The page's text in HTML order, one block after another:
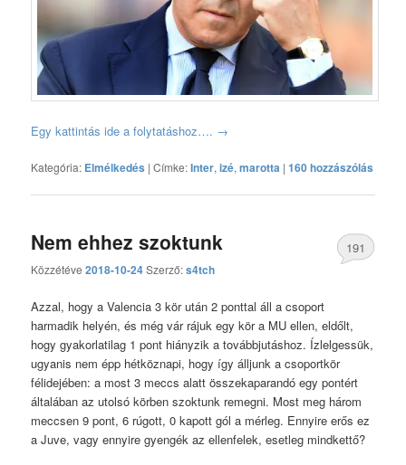
Egy kattintás ide a folytatáshoz…. →
Kategória: Elmélkedés |Címke:Inter,izé,marotta |160 hozzászólás
Nem ehhez szoktunk
Közzétéve2018-10-24Szerző:s4tch
191
Azzal, hogy a Valencia 3 kör után 2 ponttal áll a csoport
harmadik helyén, és még vár rájuk egy kör a MU ellen, eldőlt,
hogy gyakorlatilag 1 pont hiányzik a továbbjutáshoz. Ízlelgessük,
ugyanis nem épp hétköznapi, hogy így álljunk a csoportkör
félidejében: a most 3 meccs alatt összekaparandó egy pontért
általában az utolsó körben szoktunk remegni. Most meg három
meccsen 9 pont, 6 rúgott, 0 kapott gól a mérleg. Ennyire erős ez
a Juve, vagy ennyire gyengék az ellenfelek, esetleg mindkettő?